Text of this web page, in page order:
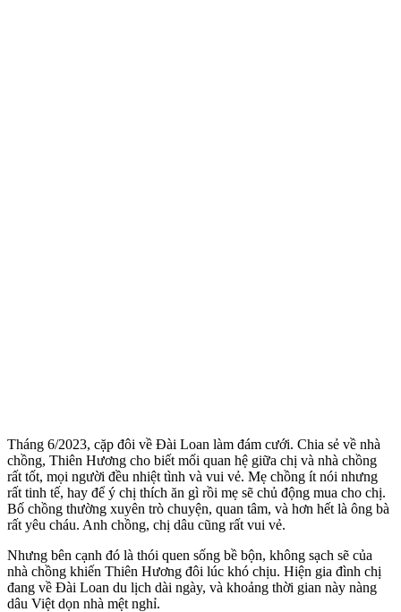
Tháng 6/2023, cặp đôi về Đài Loan làm đám cưới. Chia sẻ về nhà
chồng, Thiên Hương cho biết mối quan hệ giữa chị và nhà chồng
rất tốt, mọi người đều nhiệt tình và vui vẻ. Mẹ chồng ít nói nhưng
rất tinh tế, hay để ý chị thích ăn gì rồi mẹ sẽ chủ động mua cho chị.
Bố chồng thường xuyên trò chuyện, quan tâm, và hơn hết là ông bà
rất yêu cháu. Anh chồng, chị dâu cũng rất vui vẻ.
Nhưng bên cạnh đó là thói quen sống bề bộn, không sạch sẽ của
nhà chồng khiến Thiên Hương đôi lúc khó chịu. Hiện gia đình chị
đang về Đài Loan du lịch dài ngày, và khoảng thời gian này nàng
dâu Việt dọn nhà mệt nghỉ.